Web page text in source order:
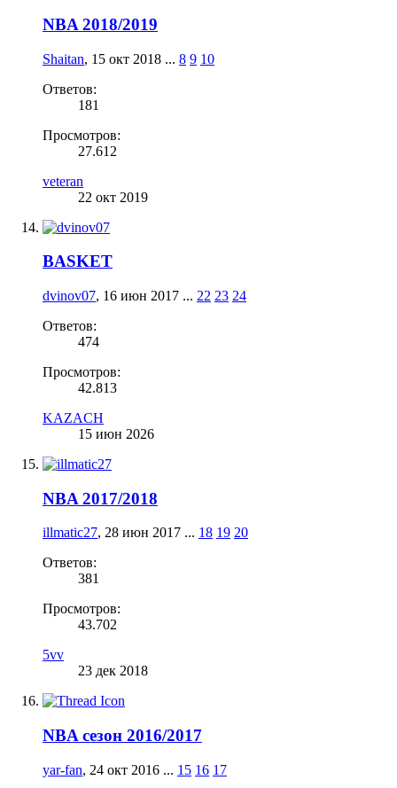
NBA 2018/2019
Shaitan, 15 окт 2018 ... 8 9 10
Ответов:
181
Просмотров:
27.612
veteran
22 окт 2019
BASKET
dvinov07, 16 июн 2017 ... 22 23 24
Ответов:
474
Просмотров:
42.813
KAZACH
15 июн 2026
NBA 2017/2018
illmatic27, 28 июн 2017 ... 18 19 20
Ответов:
381
Просмотров:
43.702
5vv
23 дек 2018
NBA сезон 2016/2017
yar-fan, 24 окт 2016 ... 15 16 17